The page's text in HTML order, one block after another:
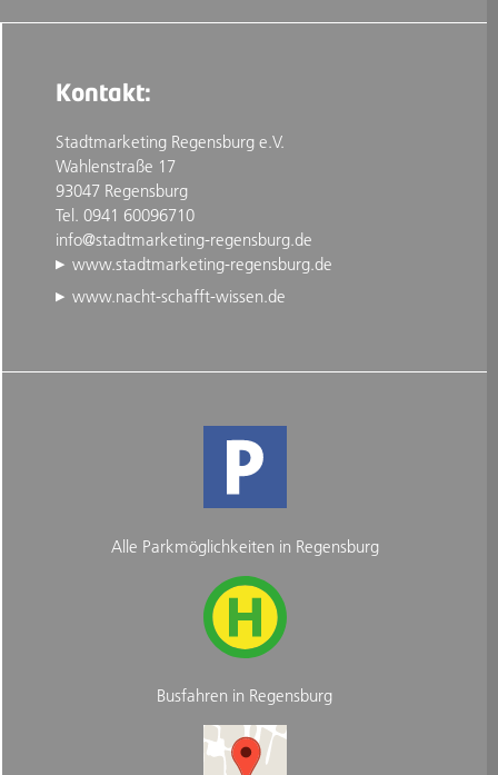
Kontakt:
Stadtmarketing Regensburg e.V.
Wahlenstraße 17
93047 Regensburg
Tel. 0941 60096710
info@stadtmarketing-regensburg.de
www.stadtmarketing-regensburg.de
www.nacht-schafft-wissen.de
Alle Parkmöglichkeiten in Regensburg
Busfahren in Regensburg